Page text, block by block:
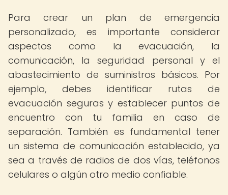
Para crear un plan de emergencia
personalizado, es importante considerar
aspectos como la evacuación, la
comunicación, la seguridad personal y el
abastecimiento de suministros básicos. Por
ejemplo, debes identificar rutas de
evacuación seguras y establecer puntos de
encuentro con tu familia en caso de
separación. También es fundamental tener
un sistema de comunicación establecido, ya
sea a través de radios de dos vías, teléfonos
celulares o algún otro medio confiable.